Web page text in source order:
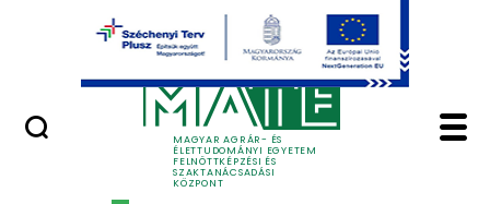
Ugrás a fő tartalomhoz
MAGYAR AGRÁR- ÉS
ÉLETTUDOMÁNYI EGYETEM
FELNŐTTKÉPZÉSI ÉS
SZAKTANÁCSADÁSI
KÖZPONT
Képzéseink - MATE